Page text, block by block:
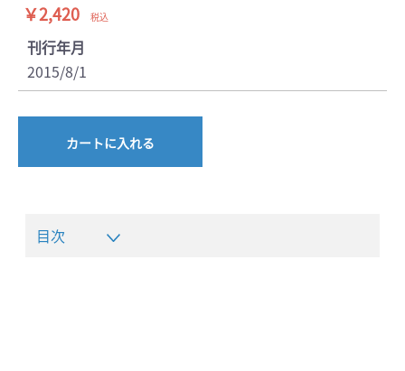
￥2,420 税込
刊行年月
2015/8/1
カートに入れる
目次